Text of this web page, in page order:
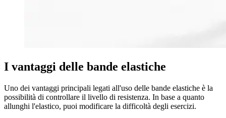
I vantaggi delle bande elastiche
Uno dei vantaggi principali legati all'uso delle bande elastiche è la
possibilità di controllare il livello di resistenza. In base a quanto
allunghi l'elastico, puoi modificare la difficoltà degli esercizi.